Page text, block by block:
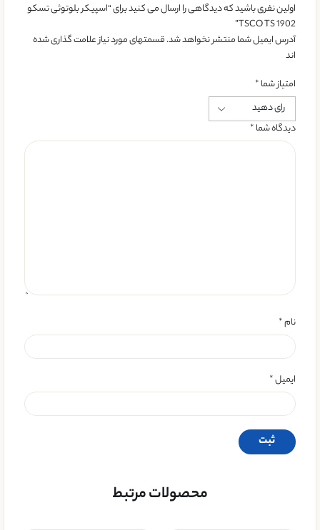
اولین نفری باشید که دیدگاهی را ارسال می کنید برای “اسپیکر بلوتوثی تسکو
TSCO TS 1902”
آدرس ایمیل شما منتشر نخواهد شد. قسمتهای مورد نیاز علامت گذاری شده
اند
امتیاز شما*
دیدگاه شما*
نام*
ایمیل*
محصولات مرتبط